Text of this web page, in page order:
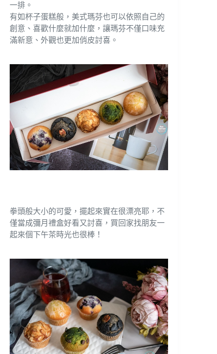
一排。
有如杯子蛋糕般，美式瑪芬也可以依照自己的
創意、喜歡什麼就加什麼，讓瑪芬不僅口味充
滿新意、外觀也更加俏皮討喜。
拳頭般大小的可愛，擺起來實在很漂亮耶，不
僅當成彌月禮盒好看又討喜，買回家找朋友一
起來個下午茶時光也很棒！